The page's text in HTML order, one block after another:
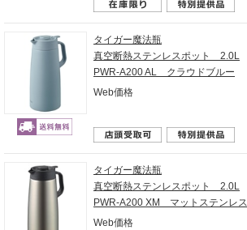
タイガー魔法瓶
真空断熱ステンレスポット 2.0L
PWR-A200 AL クラウドブルー
Web価格
タイガー魔法瓶
真空断熱ステンレスポット 2.0L
PWR-A200 XM マットステンレス
Web価格